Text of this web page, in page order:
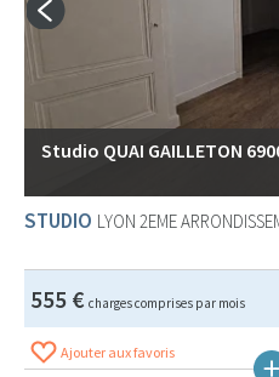
Studio QUAI GAILLETON
STUDIO LYON 2EME
555 € charges comprises par mois
Ajouter aux favoris